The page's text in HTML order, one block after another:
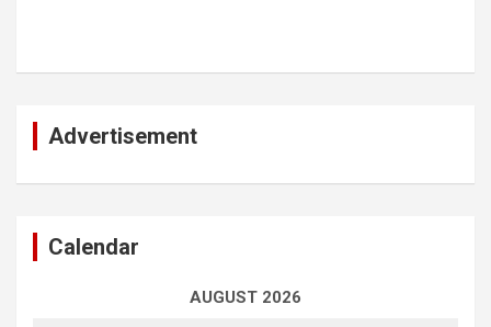
Advertisement
Calendar
AUGUST 2026